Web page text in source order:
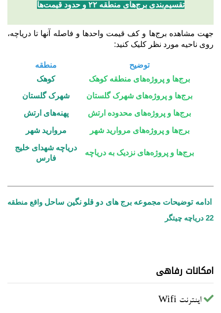
تقسیم‌بندی برج‌های منطقه ۲۲ و حدود قیمت‌ها
جهت مشاهده برج‌ها و کف قیمت واحدها و فاصله آنها تا دریاچه،
روی ناحیه مورد نظر کلیک کنید:
منطقه
توضیح
کوهک
برج‌ها و پروژه‌های منطقه کوهک
شهرک گلستان
برج‌ها و پروژه‌های شهرک گلستان
پهنه‌های ارتش برج‌ها و پروژه‌های محدوده ارتش
مروارید شهر برج‌ها و پروژه‌های مروارید شهر
دریاچه شهدای خلیج
فارس
برج‌ها و پروژه‌های نزدیک به دریاچه
ادامه توضیحات مجموعه برج های دو قلو نگین ساحل واقع منطقه
22 دریاچه چیتگر
امکانات رفاهی
اینترنت Wifi